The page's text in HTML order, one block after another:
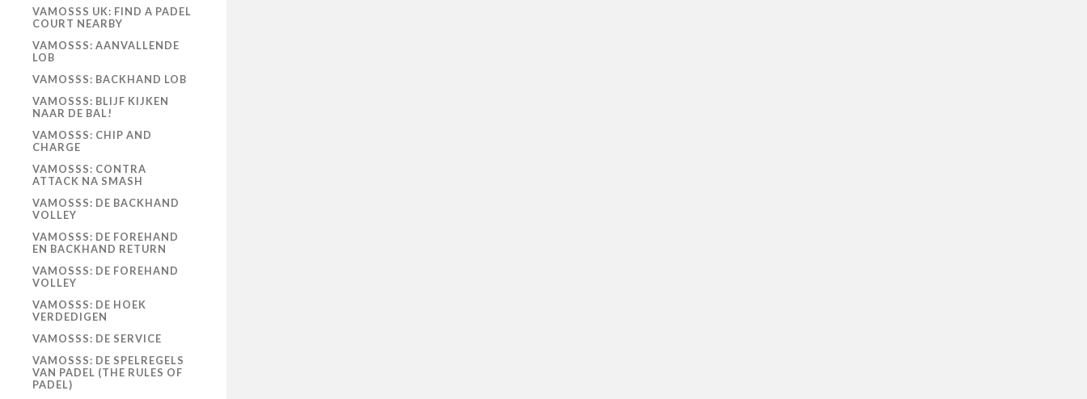
VAMOSSS UK: FIND A PADEL
COURT NEARBY
VAMOSSS: AANVALLENDE
LOB
VAMOSSS: BACKHAND LOB
VAMOSSS: BLIJF KIJKEN
NAAR DE BAL!
VAMOSSS: CHIP AND
CHARGE
VAMOSSS: CONTRA
ATTACK NA SMASH
VAMOSSS: DE BACKHAND
VOLLEY
VAMOSSS: DE FOREHAND
EN BACKHAND RETURN
VAMOSSS: DE FOREHAND
VOLLEY
VAMOSSS: DE HOEK
VERDEDIGEN
VAMOSSS: DE SERVICE
VAMOSSS: DE SPELREGELS
VAN PADEL (THE RULES OF
PADEL)